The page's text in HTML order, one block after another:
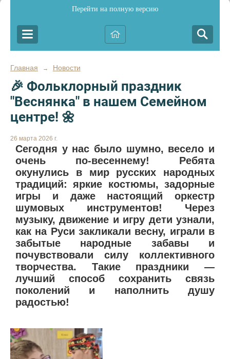
Перейти на полную версию
Главная → Новости
🎉 Фольклорный праздник
"Веснянка" в нашем Семейном
центре! 🌼
26 марта 2026 г.
Сегодня у нас было шумно, весело и
очень по-весеннему! Ребята
окунулись в мир русских народных
традиций: яркие костюмы, задорные
игры и даже настоящий оркестр
шумовых инструментов! Через
музыку, движение и игру дети узнали,
как на Руси закликали весну, играли в
забытые народные забавы и
почувствовали силу коллективного
творчества. Такие праздники —
лучший способ сохранить связь
поколений и наполнить душу
радостью!